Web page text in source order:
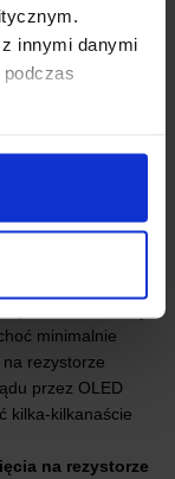
innymi danymi
mocy, robi to za nas
wyświetlanych
obciążeniem jest
minimalnie
rezystorze
przez OLED
kilka-kilkanaście
na rezystorze